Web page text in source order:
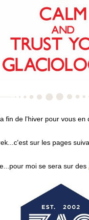
fin de l'hiver pour vous en
sur les pages
moi se sera sur des